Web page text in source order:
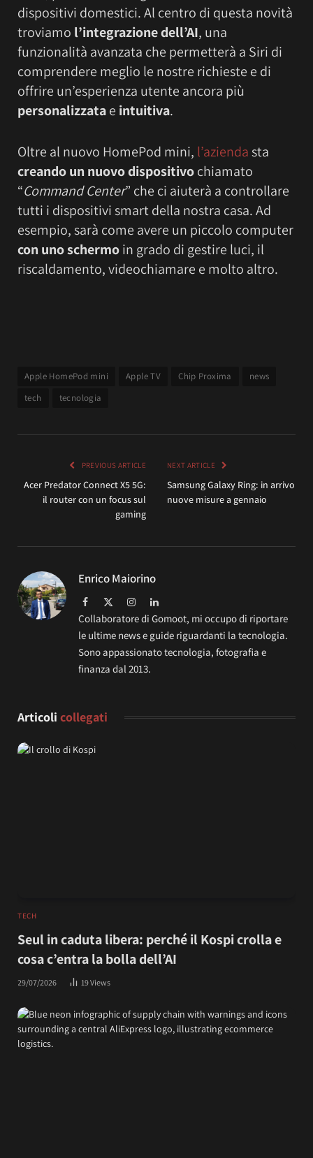
dispositivi domestici. Al centro di questa novità
troviamo l’integrazione dell’AI, una
funzionalità avanzata che permetterà a Siri di
comprendere meglio le nostre richieste e di
offrire un’esperienza utente ancora più
personalizzatae intuitiva.
Oltre al nuovo HomePod mini, l’aziendasta
creando un nuovo dispositivochiamato
“Command Center” che ci aiuterà a controllare
tutti i dispositivi smart della nostra casa. Ad
esempio, sarà come avere un piccolo computer
con uno schermoin grado di gestire luci, il
riscaldamento, videochiamare e molto altro.
Apple HomePod mini Apple TV Chip Proxima
news
tech
tecnologia
PREVIOUS ARTICLE
Acer Predator Connect X5 5G:
il router con un focus sul
gaming
NEXT ARTICLE
Samsung Galaxy Ring: in arrivo
nuove misure a gennaio
Enrico Maiorino
Facebook
(Twitter)
InstagramLinkedIn
Collaboratore di Gomoot, mi occupo di riportare
le ultime news e guide riguardanti la tecnologia.
Sono appassionato tecnologia, fotografia e
finanza dal 2013.
Articoli collegati
TECH
Seul in caduta libera: perché il Kospi crolla e
cosa c’entra la bolla dell’AI
29/07/2026 19Views